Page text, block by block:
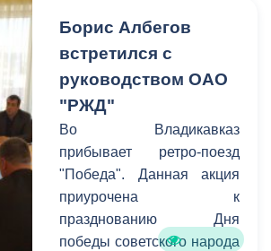
Собрания РФ Валентина
Матвиенко. Это произошло
после ее
посещения реабилитационного
центра для детей с диагнозом
ДЦП «Ир», который Икаев
построил на собственные
Борис Албегов
встретился с
руководством ОАО
"РЖД"
Во Владикавказ
прибывает ретро-поезд
"Победа". Данная акция
приурочена к
празднованию Дня
победы советского народа